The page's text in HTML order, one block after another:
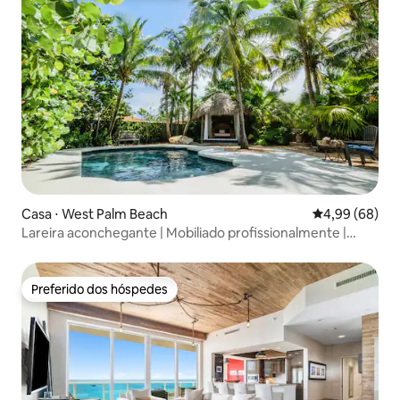
Casa ⋅ West Palm Beach 4,99 de uma
4,99 (68)
Lareira aconchegante | Mobiliado profissionalmente |
Preferido dos hóspedes
Preferido dos hóspedes